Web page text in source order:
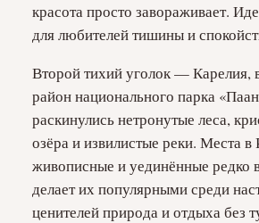
красота просто завораживает.
для любителей тишины и
Второй тихий уголок — Карелия,
район национального парка
раскинулись нетронутые леса,
озёра и извилистые реки. Места в
живописные и уединённые редко
делает их популярными среди
ценителей природа и отдыха без